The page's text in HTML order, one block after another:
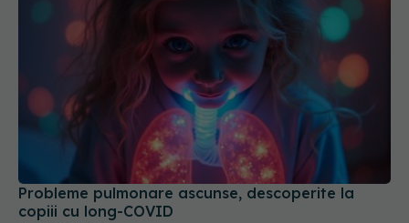
Probleme pulmonare ascunse, descoperite la
copiii cu long-COVID